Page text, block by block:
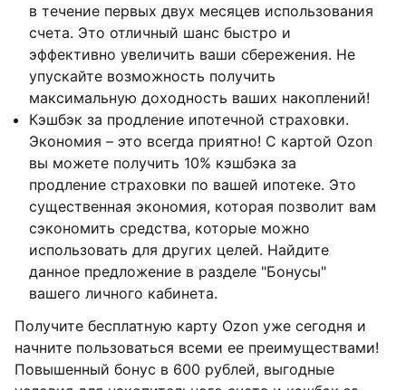
в течение первых двух месяцев использования
счета. Это отличный шанс быстро и
эффективно увеличить ваши сбережения. Не
упускайте возможность получить
максимальную доходность ваших накоплений!
Кэшбэк за продление ипотечной страховки.
Экономия – это всегда приятно! С картой Ozon
вы можете получить 10% кэшбэка за
продление страховки по вашей ипотеке. Это
существенная экономия, которая позволит вам
сэкономить средства, которые можно
использовать для других целей. Найдите
данное предложение в разделе "Бонусы"
вашего личного кабинета.
Получите бесплатную карту Ozon уже сегодня и
начните пользоваться всеми ее преимуществами!
Повышенный бонус в 600 рублей, выгодные